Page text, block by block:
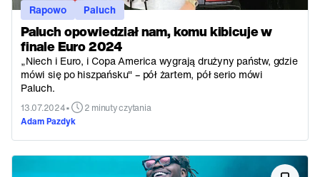
Paluch opowiedział nam, komu kibicuje w
finale Euro 2024
„Niech i Euro, i Copa America wygrają drużyny państw, gdzie
mówi się po hiszpańsku" – pół żartem, pół serio mówi
Paluch.
13.07.2024•
2 minuty czytania
Adam Pazdyk
Rapowo Paluch